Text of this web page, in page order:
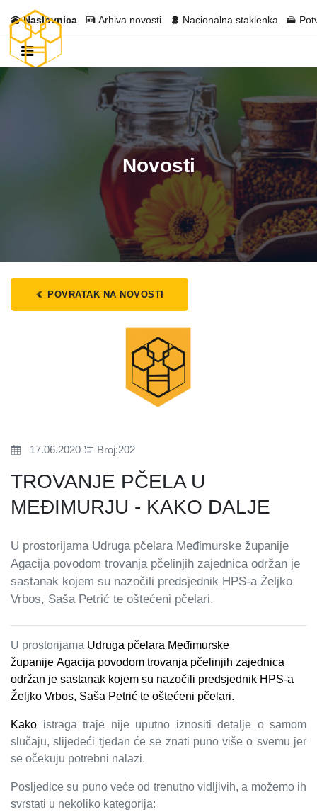
Naslovnica Arhiva novosti Nacionalna staklenka
Novosti
POVRATAK NA NOVOSTI
17.06.2020 Broj:202
TROVANJE PČELA U
MEĐIMURJU - KAKO DALJE
U prostorijama Udruga pčelara Međimurske županije
Agacija povodom trovanja pčelinjih zajednica održan je
sastanak kojem su nazočili predsjednik HPS-a Željko
Vrbos, Saša Petrić te oštećeni pčelari.
U prostorijama Udruga pčelara Međimurske
županije Agacija povodom trovanja pčelinjih zajednica
održan je sastanak kojem su nazočili predsjednik HPS-a
Željko Vrbos, Saša Petrić te oštećeni pčelari.
Kako istraga traje nije uputno iznositi detalje o samom
slučaju, slijedeći tjedan će se znati puno više o svemu jer
se očekuju potrebni nalazi.
Posljedice su puno veće od trenutno vidljivih, a možemo ih
svrstati u nekoliko kategorija: